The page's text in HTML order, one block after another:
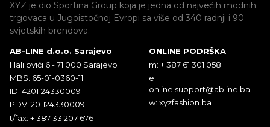
XYZ je dio Sportina Group koja je jedna od najvećih modnih
trgovaca u Jugoistočnoj Evropi sa više od 340 radnji i 90
svjetskih brendova.
AB-LINE d.o.o. Sarajevo
Halilovići 6 - 71 000 Sarajevo
MBS: 65-01-0360-11
ID: 4201124330009
PDV: 201124330009
t/fax: + 387 33 207 676
ONLINE PODRŠKA
m: + 387 61 301 058
e:
online.support@abline.ba
w: xyzfashion.ba